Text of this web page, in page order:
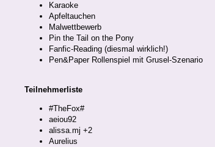
Karaoke
Apfeltauchen
Malwettbewerb
Pin the Tail on the Pony
Fanfic-Reading (diesmal wirklich!)
Pen&Paper Rollenspiel mit Grusel-Szenario
Teilnehmerliste
#TheFox#
aeiou92
alissa.mj +2
Aurelius